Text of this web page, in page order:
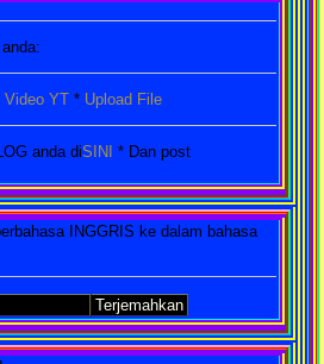
Video YT * Upload File
anda diSINI * Dan post
INGGRIS ke dalam bahasa